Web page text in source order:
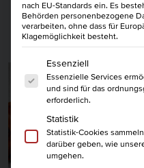
DIE
nach EU-Standards ein. Es
Behörden personenbezogene
verarbeiten, ohne dass für
Klagemöglichkeit besteht.
Es folgt eine Liste der
Essenziell
Essenzielle Services
und sind für das
erforderlich.
Statistik
Statistik-Cookies
darüber geben, wie
umgehen.